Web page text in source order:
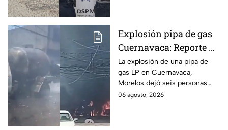
Explosión pipa de gas
Cuernavaca: Reporte de
víctimas tras estallido
en Morelos
La explosión de una pipa de
gas LP en Cuernavaca,
Morelos dejó seis personas
hospitalizadas. IMSS informó
06 agosto, 2026